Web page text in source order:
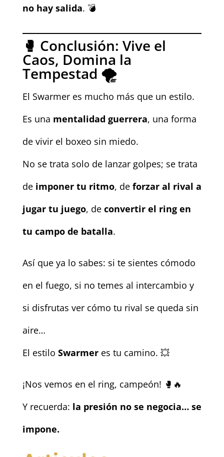
no hay salida. 💣
🥊 Conclusión: Vive el
Caos, Domina la
Tempestad 🌪️
El Swarmer es mucho más que un estilo.
Es una mentalidad guerrera, una forma
de vivir el boxeo sin miedo.
No se trata solo de lanzar golpes; se trata
de imponer tu ritmo, de forzar al rival a
jugar tu juego, de convertir el ring en
tu campo de batalla.
Así que ya lo sabes: si te sientes cómodo
en el fuego, si no temes al intercambio y
si disfrutas ver cómo tu rival se queda sin
aire…
El estilo Swarmeres tu camino. 💥
¡Nos vemos en el ring, campeón! 🥊🔥
Y recuerda: la presión no se negocia… se
impone.